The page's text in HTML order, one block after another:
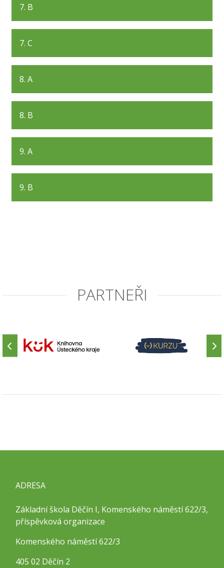
7. B
7. C
8. A
8. B
9. A
9. B
PARTNEŘI
ADRESA
Základní škola Děčín I, Komenského náměstí 622/3,
příspěvková organizace
Komenského náměstí 622/3
405 02 Děčín 2